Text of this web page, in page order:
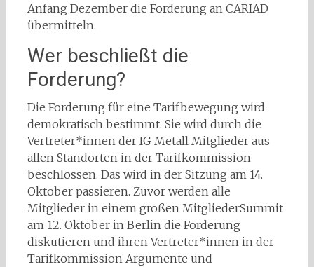
Anfang Dezember die Forderung an CARIAD
übermitteln.
Wer beschließt die
Forderung?
Die Forderung für eine Tarifbewegung wird
demokratisch bestimmt. Sie wird durch die
Vertreter*innen der IG Metall Mitglieder aus
allen Standorten in der Tarifkommission
beschlossen. Das wird in der Sitzung am 14.
Oktober passieren. Zuvor werden alle
Mitglieder in einem großen MitgliederSummit
am 12. Oktober in Berlin die Forderung
diskutieren und ihren Vertreter*innen in der
Tarifkommission Argumente und